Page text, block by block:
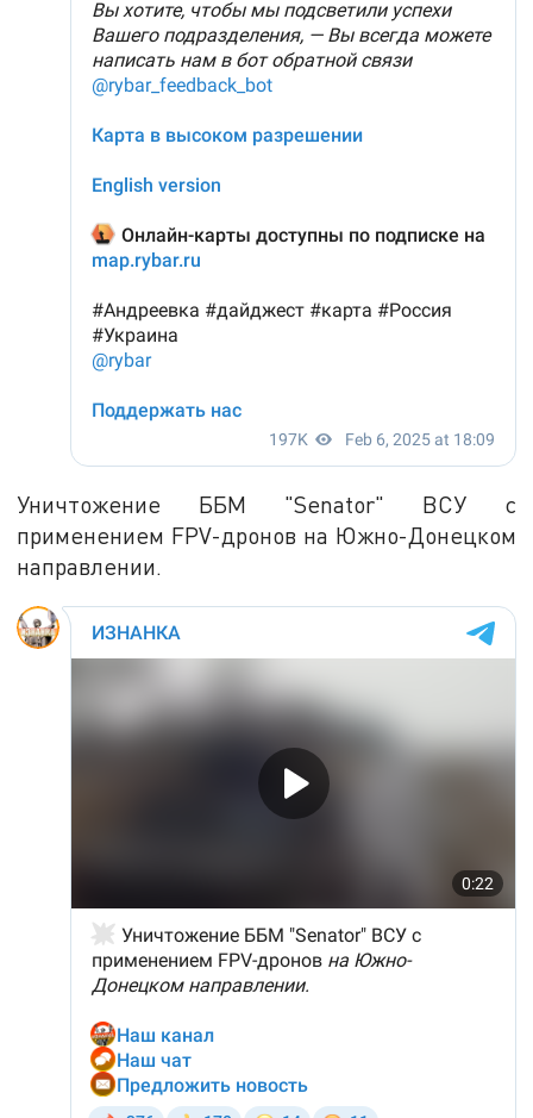
Уничтожение ББМ "Senator" ВСУ с
применением FPV-дронов на Южно-Донецком
направлении.